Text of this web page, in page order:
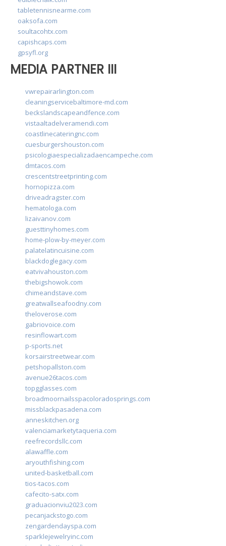
tabletennisnearme.com
oaksofa.com
soultacohtx.com
capishcaps.com
gpsyfl.org
MEDIA PARTNER III
vwrepairarlington.com
cleaningservicebaltimore-md.com
beckslandscapeandfence.com
vistaaltadelveramendi.com
coastlinecateringnc.com
cuesburgershouston.com
psicologiaespecializadaencampeche.com
dmtacos.com
crescentstreetprinting.com
hornopizza.com
driveadragster.com
hematologa.com
lizaivanov.com
guesttinyhomes.com
home-plow-by-meyer.com
palatelatincuisine.com
blackdoglegacy.com
eatvivahouston.com
thebigshowok.com
chimeandstave.com
greatwallseafoodny.com
theloverose.com
gabriovoice.com
resinflowart.com
p-sports.net
korsairstreetwear.com
petshopallston.com
avenue26tacos.com
topgglasses.com
broadmoornailsspacoloradosprings.com
missblackpasadena.com
anneskitchen.org
valenciamarketytaqueria.com
reefrecordsllc.com
alawaffle.com
aryouthfishing.com
united-basketball.com
tios-tacos.com
cafecito-satx.com
graduacionviu2023.com
pecanjackstogo.com
zengardendayspa.com
sparklejewelryinc.com